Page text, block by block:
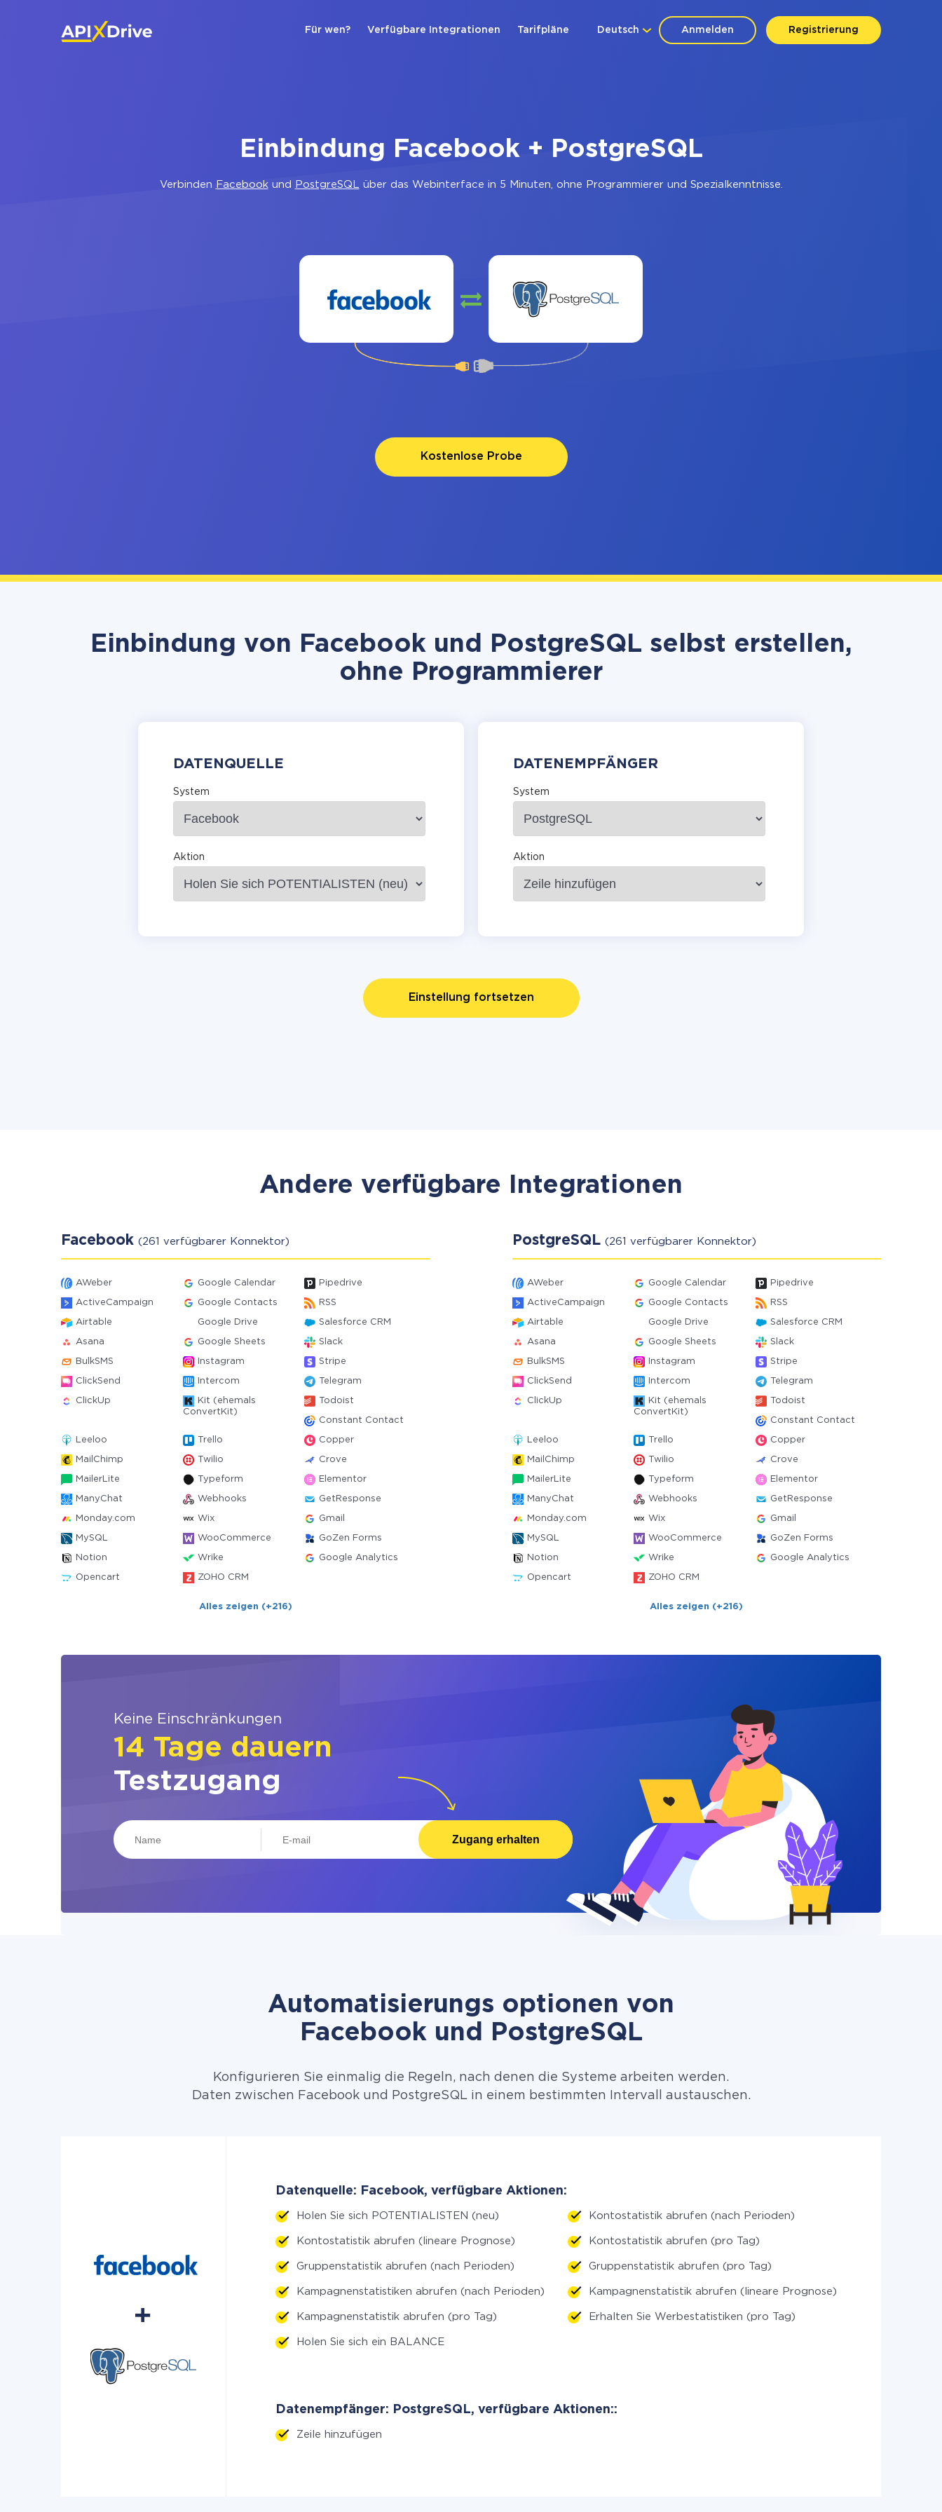
Anmelden Registrierung
Deutsch
Für wen? Verfügbare Integrationen Tarifpläne
Einbindung Facebook + PostgreSQL
Verbinden Facebookund PostgreSQL über das Webinterface in 5 Minuten, ohne Programmierer und Spezialkenntnisse.
Kostenlose Probe
Einbindung von Facebook und PostgreSQL selbst erstellen,
ohne Programmierer
DATENQUELLE
System
Aktion
DATENEMPFÄNGER
System
Aktion
Einstellung fortsetzen
Andere verfügbare Integrationen
Facebook (261 verfügbarer Konnektor)
AWeber Google Calendar Pipedrive
ActiveCampaign Google Contacts RSS
Airtable Google Drive Salesforce CRM
Asana Google Sheets Slack
BulkSMS Instagram Stripe
ClickSend Intercom Telegram
ClickUp
Kit (ehemals
ConvertKit)
Todoist
Constant Contact
Leeloo Trello Copper
MailChimp Twilio Crove
MailerLite Typeform Elementor
ManyChat Webhooks GetResponse
Monday.com Wix Gmail
MySQL WooCommerce GoZen Forms
Notion Wrike Google Analytics
Opencart ZOHO CRM
Alles zeigen (+216)
PostgreSQL (261 verfügbarer Konnektor)
AWeber Google Calendar Pipedrive
ActiveCampaign Google Contacts RSS
Airtable Google Drive Salesforce CRM
Asana Google Sheets Slack
BulkSMS Instagram Stripe
ClickSend Intercom Telegram
ClickUp
Kit (ehemals
ConvertKit)
Todoist
Constant Contact
Leeloo Trello Copper
MailChimp Twilio Crove
MailerLite Typeform Elementor
ManyChat Webhooks GetResponse
Monday.com Wix Gmail
MySQL WooCommerce GoZen Forms
Notion Wrike Google Analytics
Opencart ZOHO CRM
Alles zeigen (+216)
Keine Einschränkungen
14 Tage dauern
Testzugang
Zugang erhalten
Automatisierungs optionen von
Facebook und PostgreSQL
Konfigurieren Sie einmalig die Regeln, nach denen die Systeme arbeiten werden.
Daten zwischen Facebook und PostgreSQL in einem bestimmten Intervall austauschen.
Datenquelle: Facebook, verfügbare Aktionen:
Holen Sie sich POTENTIALISTEN (neu) Kontostatistik abrufen (nach Perioden)
Kontostatistik abrufen (lineare Prognose) Kontostatistik abrufen (pro Tag)
Gruppenstatistik abrufen (nach Perioden) Gruppenstatistik abrufen (pro Tag)
Kampagnenstatistiken abrufen (nach Perioden) Kampagnenstatistik abrufen (lineare Prognose)
Kampagnenstatistik abrufen (pro Tag) Erhalten Sie Werbestatistiken (pro Tag)
Holen Sie sich ein BALANCE
Datenempfänger: PostgreSQL, verfügbare Aktionen::
Zeile hinzufügen